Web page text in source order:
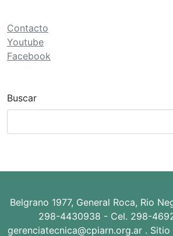
d
e
e
t
r
a
Contacto
Youtube
Facebook
Buscar
Belgrano 1977, General Roca, Rio
298-4430938 - Cel. 298-
gerenciatecnica@cpiarn.org.ar .